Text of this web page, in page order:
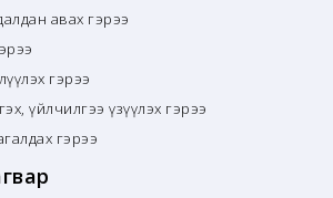
авах гэрээ
гэрээ
үйлчилгээ үзүүлэх гэрээ
гэрээ